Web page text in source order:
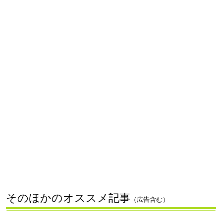
そのほかのオススメ記事 （広告含む）